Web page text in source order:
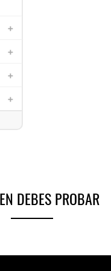
+
+
+
+
DEBES PROBAR